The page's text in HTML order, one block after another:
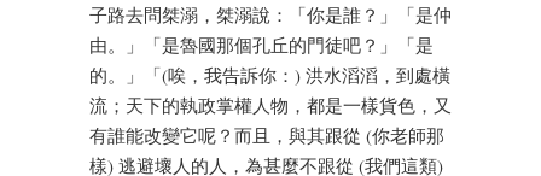
子路去問桀溺，桀溺說：「你是誰？」「是仲
由。」「是魯國那個孔丘的門徒吧？」「是
的。」「(唉，我告訴你：) 洪水滔滔，到處橫
流；天下的執政掌權人物，都是一樣貨色，又
有誰能改變它呢？而且，與其跟從 (你老師那
樣) 逃避壞人的人，為甚麼不跟從 (我們這類)